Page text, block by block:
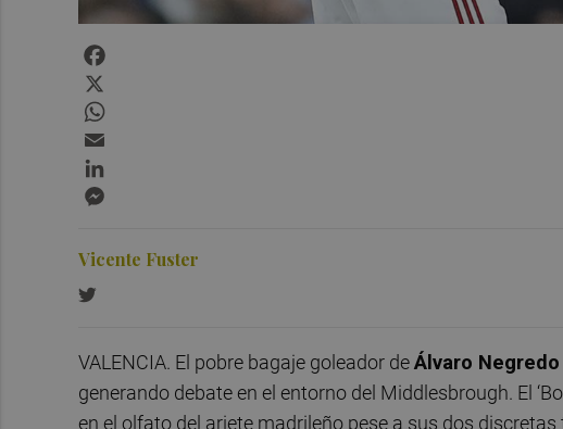
Vicente Fuster
VALENCIA. El pobre bagaje goleador deÁlvaro Negredo
generando debate en el entorno del Middlesbrough. El
en el olfato del ariete madrileño pese a sus dos